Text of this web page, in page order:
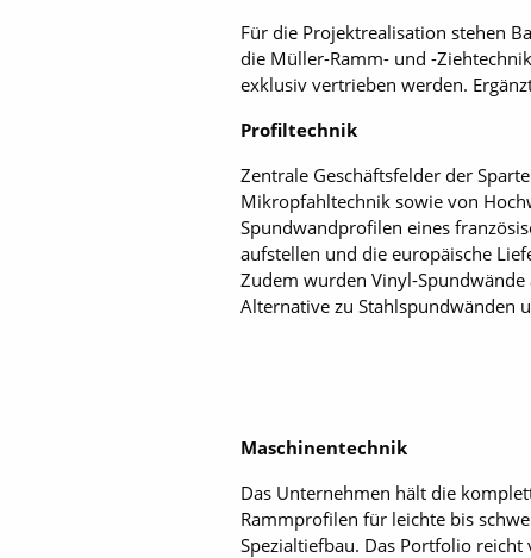
Für die Projektrealisation stehen
die Müller-Ramm- und -
exklusiv vertrieben werden.
Profiltechnik
Zentrale Geschäftsfelder der
Mikropfahltechnik sowie von
Spundwandprofilen eines
aufstellen und die europäische
Zudem wurden Vinyl-
Alternative zu Stahlspundwänden
Maschinentechnik
Das Unternehmen hält die
Rammprofilen für leichte bis
Spezialtiefbau. Das Portfolio